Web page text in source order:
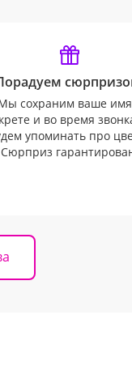
сохраним ваше
и во время
упоминать про
Сюрприз